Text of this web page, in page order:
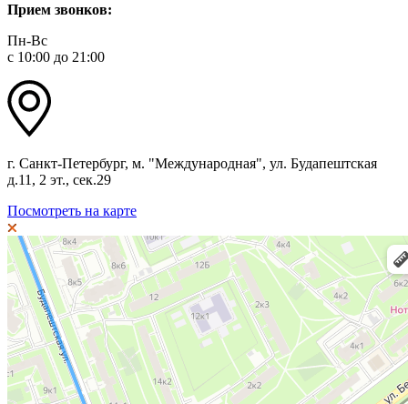
Прием звонков:
Пн-Вс
с 10:00 до 21:00
г. Санкт-Петербург, м. "Международная", ул. Будапештская
д.11, 2 эт., сек.29
Посмотреть на карте